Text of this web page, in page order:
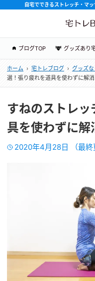
自宅でできるストレッチ・マ
ブログTOP グッズあり
ホーム › 宅トレブログ › グッズ
選！張り疲れを道具を使わずに解消
すねのストレ
具を使わずに解
2020年4月28日 （最